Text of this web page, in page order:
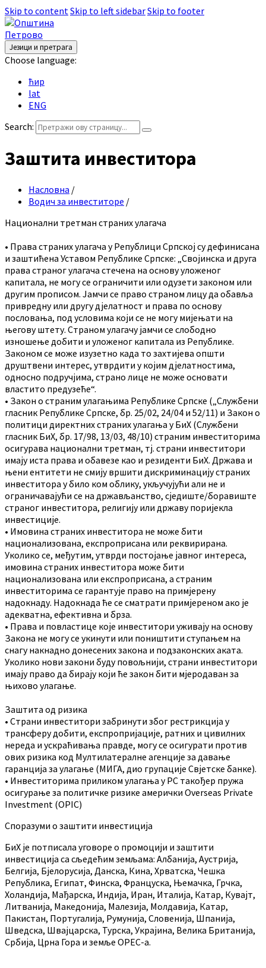
Skip to contentSkip to left sidebarSkip to footer
Језици и претрага
Choose language:
ћир
lat
ENG
Search:
Заштита инвеститора
Насловна /
Водич за инвеститоре /
Национални третман страних улагача
• Права страних улагача у Републици Српској су дефинисана
и заштићена Уставом Републике Српске: „Својинска и друга
права страног улагача стечена на основу уложеног
капитала, не могу се ограничити или одузети законом или
другим прописом. Јамчи се право страном лицу да обавља
привредну или другу дјелатност и права по основу
пословања, под условима који се не могу мијењати на
његову штету. Страном улагачу јамчи се слободно
изношење добити и уложеног капитала из Републике.
Законом се може изузетно када то захтијева општи
друштвени интерес, утврдити у којим дјелатностима,
односно подручјима, страно лице не може основати
властито предузеће“.
• Закон о страним улагањима Републике Српске („Службени
гласник Републике Српске, бр. 25/02, 24/04 и 52/11) и Закон о
политици директних страних улагања у БиХ (Службени
гласник БиХ, бр. 17/98, 13/03, 48/10) страним инвеститорима
осигурава национални третман, тј. страни инвеститори
имају иста права и обавезе као и резиденти БиХ. Држава и
њени ентитети не смију вршити дискриминацију страних
инвеститора у било ком облику, укључујући али не и
ограничавајући се на држављанство, сједиште/боравиште
страног инвеститора, религију или државу поријекла
инвестиције.
• Имовина страних инвеститора не може бити
национализована, експроприсана или реквирирана.
Уколико се, међутим, утврди постојање јавног интереса,
имовина страних инвеститора може бити
национализована или експроприсана, а страним
инвеститорима се гарантује право на примјерену
надокнаду. Надокнада ће се сматрати примјереном ако је
адекватна, ефективна и брза.
• Права и повластице које инвеститори уживају на основу
Закона не могу се укинути или поништити ступањем на
снагу накнадно донесених закона и подзаконских аката.
Уколико нови закони буду повољнији, страни инвеститори
имају право да бирају који ће закон бити мјеродаван за
њихово улагање.
Заштита од ризика
• Страни инвеститори забринути због рестрикција у
трансферу добити, експропријације, ратних и цивилних
нереда и ускраћивања правде, могу се осигурати против
ових ризика код Мултилатералне агенције за давање
гаранција за улагање (МИГА, дио групације Свјетске банке).
• Инвеститорима приликом улагања у РС такођер пружа
осигурање за политичке ризике амерички Overseas Private
Investment (OPIC)
Споразуми о заштити инвестиција
БиХ је потписала уговоре о промоцији и заштити
инвестиција са сљедећим земљама: Албанија, Аустрија,
Белгија, Бјелорусија, Данска, Кина, Хрватска, Чешка
Република, Египат, Финска, Француска, Њемачка, Грчка,
Холандија, Мађарска, Индија, Иран, Италија, Катар, Кувајт,
Литванија, Македонија, Малезија, Молдавија, Катар,
Пакистан, Португалија, Румунија, Словенија, Шпанија,
Шведска, Швајцарска, Турска, Украјина, Велика Британија,
Србија, Црна Гора и земље OPEC-а.